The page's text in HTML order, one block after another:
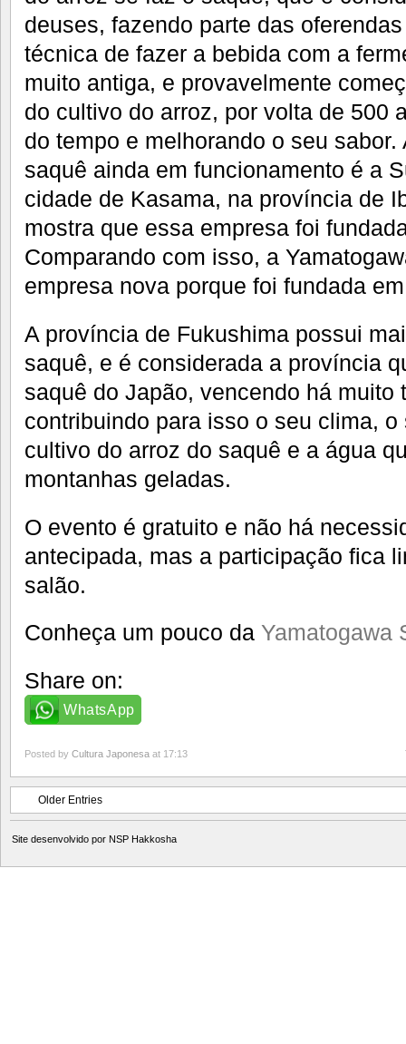
deuses, fazendo parte das
técnica de fazer a bebida com a
muito antiga, e provavelmente
do cultivo do arroz, por volta de 500
do tempo e melhorando o seu
saquê ainda em funcionamento é a
cidade de Kasama, na província de
mostra que essa empresa foi
Comparando com isso, a
empresa nova porque foi fundada
A província de Fukushima possui
saquê, e é considerada a província
saquê do Japão, vencendo há muito
contribuindo para isso o seu clima,
cultivo do arroz do saquê e a água
montanhas geladas.
O evento é gratuito e não há
antecipada, mas a participação fica
salão.
Conheça um pouco da Yamatogawa
Share on:
WhatsApp
Posted by Cultura Japonesa at 17:13
Older Entries
Site desenvolvido por NSP Hakkosha